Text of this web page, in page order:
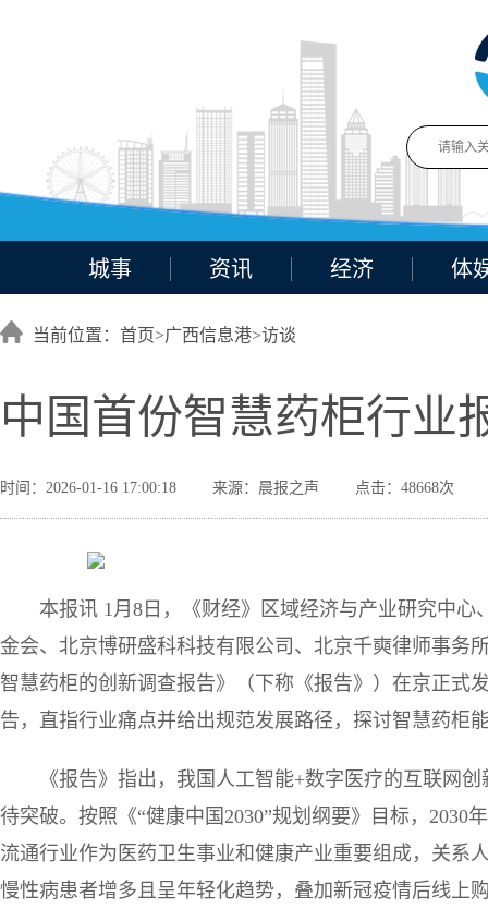
城事 资讯 经济 体
当前位置：首页>广西信息港>访谈
中国首份智慧药柜行业
时间：2026-01-16 17:00:18 来源：晨报之声 点击：48668次
本报讯 1月8日，《财经》区域经济与产业研究中
金会、北京博研盛科科技有限公司、北京千奭律师事务
智慧药柜的创新调查报告》（下称《报告》）在京正式
告，直指行业痛点并给出规范发展路径，探讨智慧药柜
《报告》指出，我国人工智能+数字医疗的互联网
待突破。按照《“健康中国2030”规划纲要》目标，2030
流通行业作为医药卫生事业和健康产业重要组成，关系
慢性病患者增多且呈年轻化趋势，叠加新冠疫情后线上